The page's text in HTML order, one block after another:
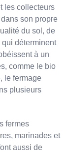
les collecteurs
son propre
du sol, de
qui déterminent
à un
comme le bio
le fermage
plusieurs
fermes
marinades et
aussi de